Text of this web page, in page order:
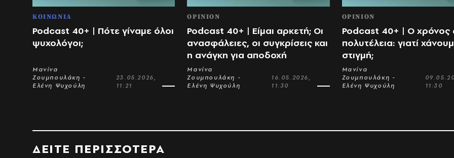
ΚΟΙΝΩΝΙΑ
Podcast 40+ | Πότε γίναμε όλοι
ψυχολόγοι;
Μανίνα
Ζουμπουλάκη -
Ελένη Ψυχούλη
23.05.2026,
11:21
OPINION
Podcast 40+ | Είμαι αρκετή; Οι
ανασφάλειες, οι συγκρίσεις και
η ανάγκη για αποδοχή
Μανίνα
Ζουμπουλάκη -
Ελένη Ψυχούλη
16.05.2026,
11:30
OPINION
Podcast 40+ | Ο χρόνος
πολυτέλεια: γιατί
στιγμή;
Μανίνα
Ζουμπουλάκη -
Ελένη Ψυχούλη
11:30
ΔΕΙΤΕ ΠΕΡΙΣΣΟΤΕΡΑ